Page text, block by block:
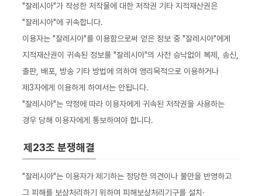
"잘레시아"가 작성한 저작물에 대한 저작권 기타 지적재산권은
"잘레시아"에 귀속합니다.
이용자는 "잘레시아"를 이용함으로써 얻은 정보 중 "잘레시아"에게
지적재산권이 귀속된 정보를 "잘레시아"의 사전 승낙없이 복제, 송신,
출판, 배포, 방송 기타 방법에 의하여 영리목적으로 이용하거나
제3자에게 이용하게 하여서는 안됩니다.
"잘레시아"는 약정에 따라 이용자에게 귀속된 저작권을 사용하는
경우 당해 이용자에게 통보하여야 합니다.
제23조 분쟁해결
"잘레시아"는 이용자가 제기하는 정당한 의견이나 불만을 반영하고
그 피해를 보상처리하기 위하여 피해보상처리기구를 설치·